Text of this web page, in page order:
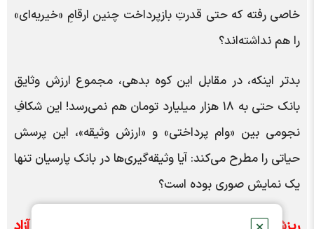
خاصی رفته که حتی قدرتِ بازپرداخت چنین ارقامِ «خیریه‌ای»
را هم نداشته‌اند؟
بدتر اینکه، در مقابل این کوه بدهی، مجموع ارزش وثایق
بانک حتی به ۱۸ هزار میلیارد تومان هم نمی‌رسد! این شکافِ
نجومی بین «وام پرداختی» و «ارزش وثیقه»، این پرسش
حیاتی را مطرح می‌کند: آیا وثیقه‌گیری‌ها در بانک پارسیان تنها
یک نمایش صوری بوده است؟